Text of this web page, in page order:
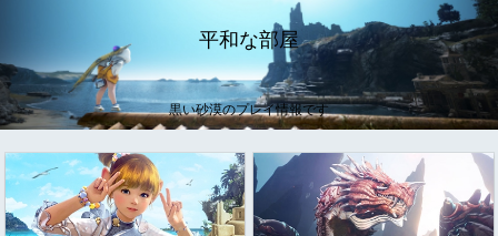
平和な部屋
黒い砂漠のプレイ情報です